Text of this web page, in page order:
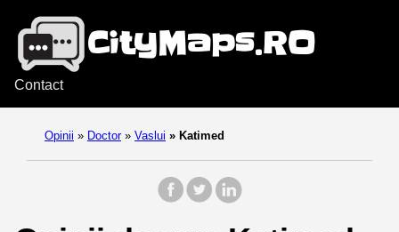
Contact
Opinii » Doctor » Vaslui » Katimed